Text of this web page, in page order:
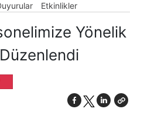
Etkinlikler
Yönelik